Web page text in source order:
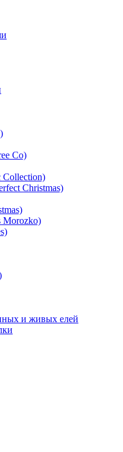
Co)
Christmas)
Morozko)
и живых елей